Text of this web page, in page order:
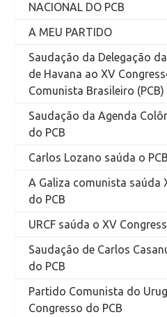
NACIONAL DO PCB
A MEU PARTIDO
Saudação da Delegação
de Havana ao XV
Comunista Brasileiro (PCB)
Saudação da Agenda
do PCB
Carlos Lozano saúda o PCB
A Galiza comunista saúda
do PCB
URCF saúda o XV
Saudação de Carlos
do PCB
Partido Comunista do
Congresso do PCB